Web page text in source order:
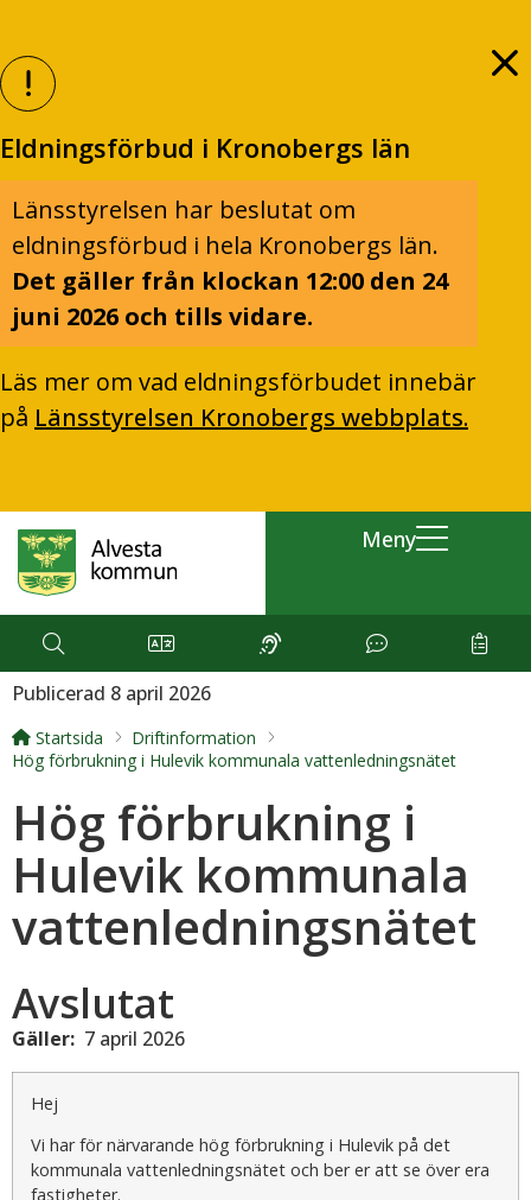
Eldningsförbud i Kronobergs län
Länsstyrelsen har beslutat om
eldningsförbud i hela Kronobergs län.
Det gäller från klockan 12:00 den 24
juni 2026 och tills vidare.
Läs mer om vad eldningsförbudet innebär
på Länsstyrelsen Kronobergs webbplats.
Meny
Publicerad 8 april 2026
Startsida
Driftinformation
Hög förbrukning i Hulevik kommunala vattenledningsnätet
Hög förbrukning i
Hulevik kommunala
vattenledningsnätet
Avslutat
Gäller: 7 april 2026
Hej
Vi har för närvarande hög förbrukning i Hulevik på det
kommunala vattenledningsnätet och ber er att se över era
fastigheter.